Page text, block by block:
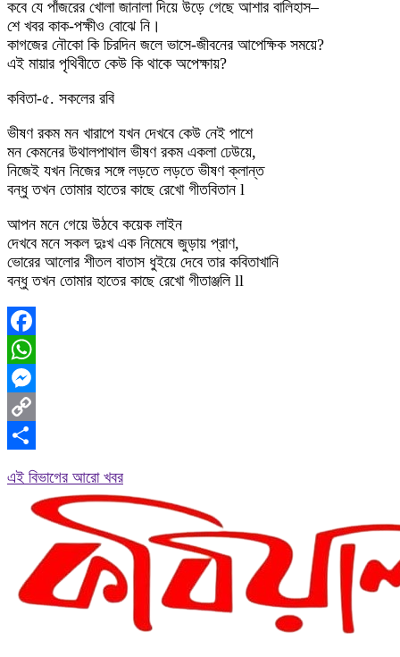
কবে যে পাঁজরের খোলা জানালা দিয়ে উড়ে গেছে আশার বালিহাস–
শে খবর কাক-পক্ষীও বোঝে নি।
কাগজের নৌকো কি চিরদিন জলে ভাসে-জীবনের আপেক্ষিক সময়ে?
এই মায়ার পৃথিবীতে কেউ কি থাকে অপেক্ষায়?
কবিতা-৫. সকলের রবি
ভীষণ রকম মন খারাপে যখন দেখবে কেউ নেই পাশে
মন কেমনের উথালপাথাল ভীষণ রকম একলা ঢেউয়ে,
নিজেই যখন নিজের সঙ্গে লড়তে লড়তে ভীষণ ক্লান্ত
বন্ধু তখন তোমার হাতের কাছে রেখো গীতবিতান l
আপন মনে গেয়ে উঠবে কয়েক লাইন
দেখবে মনে সকল দুঃখ এক নিমেষে জুড়ায় প্রাণ,
ভোরের আলোর শীতল বাতাস ধুইয়ে দেবে তার কবিতাখানি
বন্ধু তখন তোমার হাতের কাছে রেখো গীতাঞ্জলি ll
Facebook
WhatsApp
Messenger
Copy
এই বিভাগের আরো খবর